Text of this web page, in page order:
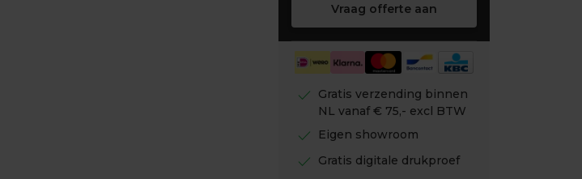
Vraag offerte aan
check
Gratis verzending binnen
NL vanaf € 75,- excl BTW
check Eigen showroom
check Gratis digitale drukproef